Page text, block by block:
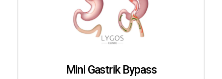
Mini Gastrik Bypass